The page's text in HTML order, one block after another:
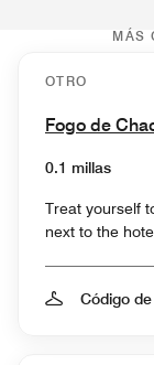
MÁS
OTRO
Fogo de
0.1 millas
Treat yourself
next to the
Código